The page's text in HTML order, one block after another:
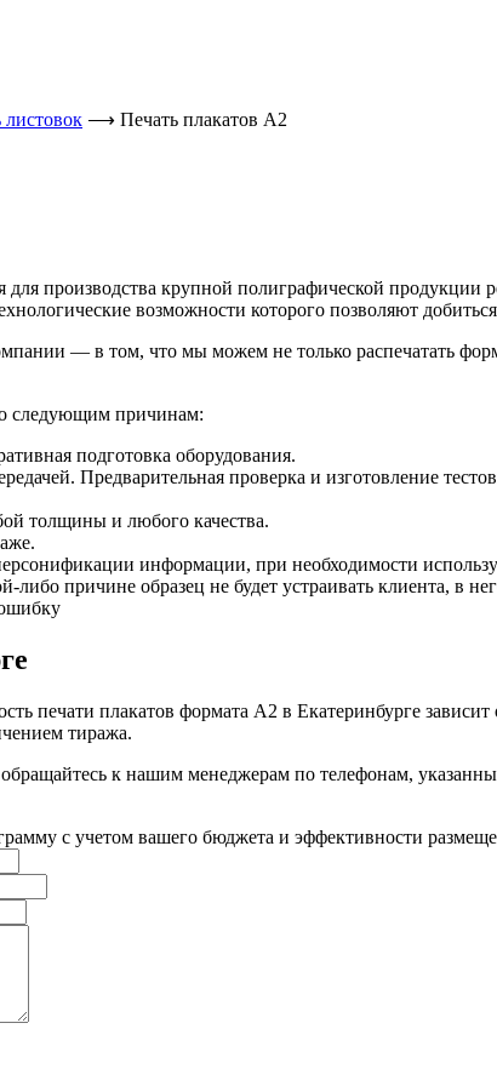
листовок ⟶ Печать плакатов А2
для производства крупной полиграфической
возможности которого позволяют
— в том, что мы можем не только распечатать
следующим причинам:
подготовка оборудования.
Предварительная проверка и изготовление
толщины и любого качества.
информации, при необходимости
либо причине образец не будет устраивать клиента, в
печати плакатов формата А2 в Екатеринбурге
тиража.
к нашим менеджерам по телефонам,
с учетом вашего бюджета и эффективности